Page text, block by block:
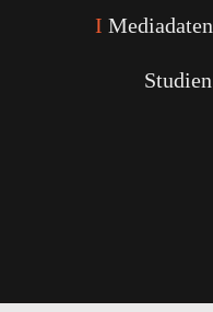
I Mediadaten
Studien